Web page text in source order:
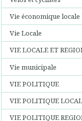
Vie économique locale
Vie Locale
VIE LOCALE ET
Vie municipale
VIE POLITIQUE
VIE POLITIQUE
VIE POLITIQUE